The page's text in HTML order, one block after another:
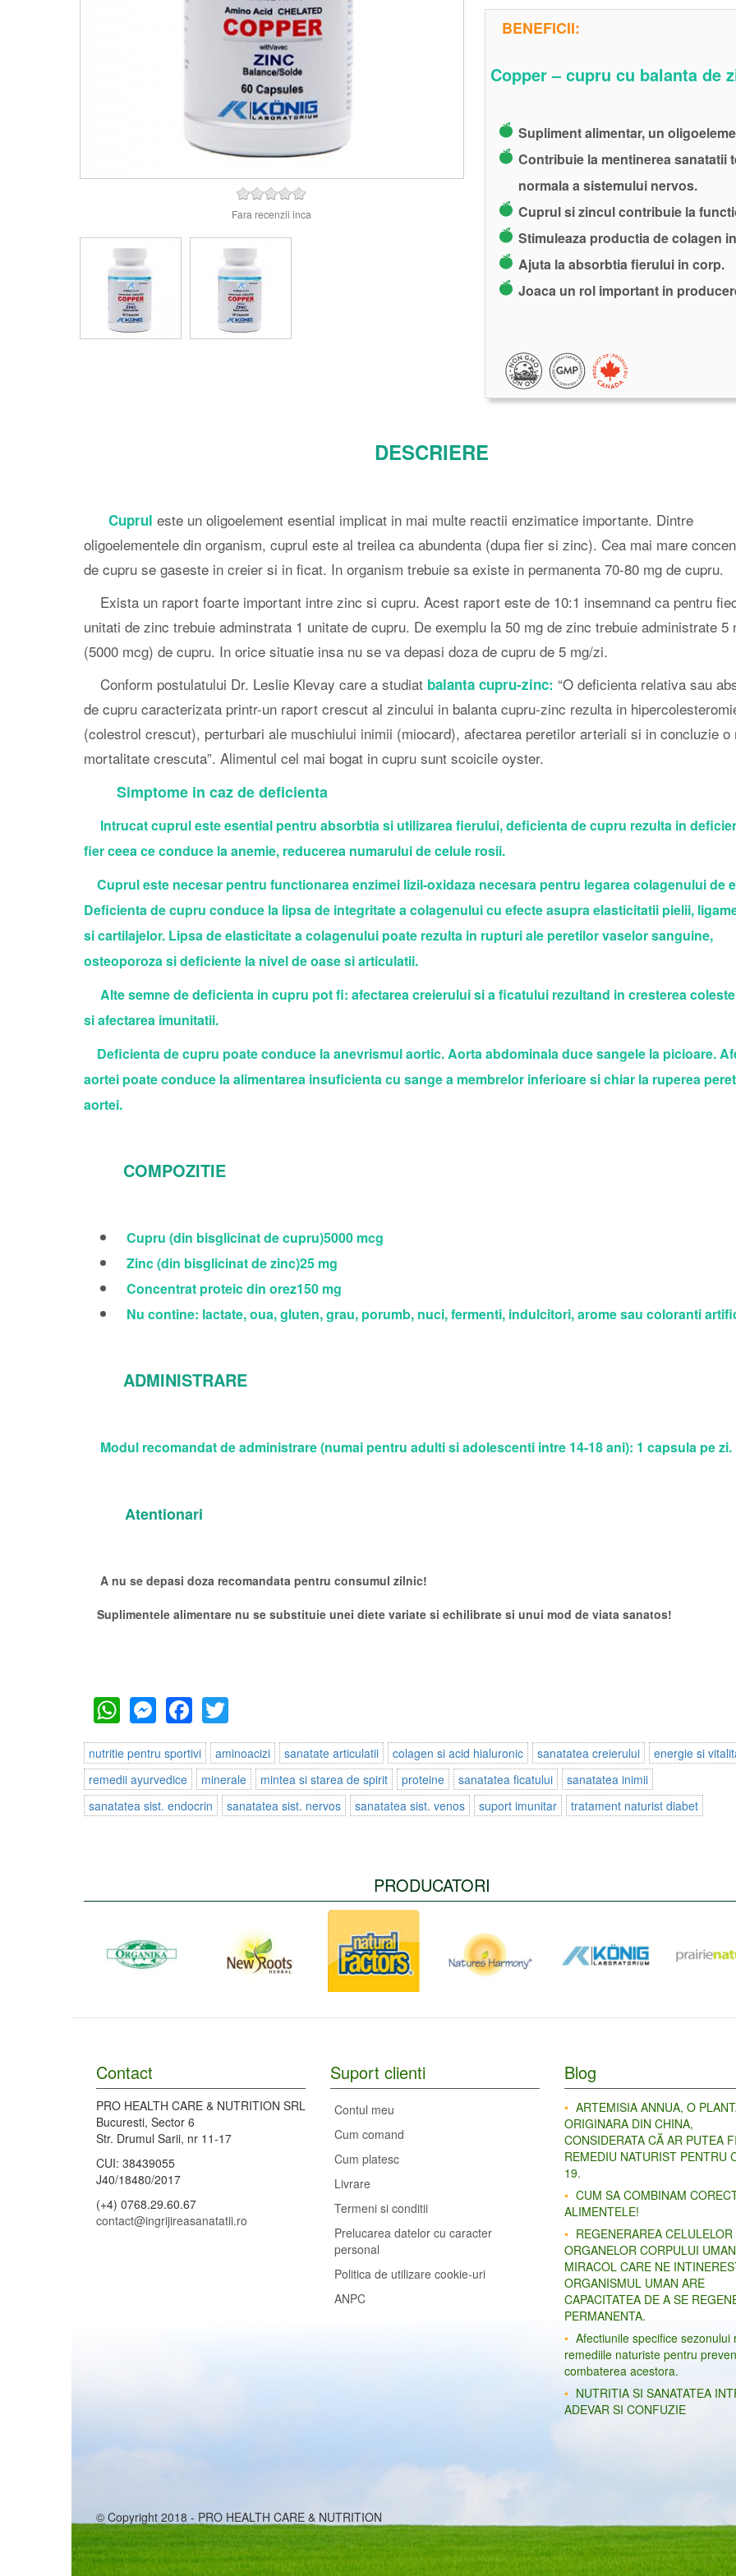
Fara recenzii inca
BENEFICII:
Copper – cupru cu balanta de
Supliment alimentar, un
Contribuie la mentinerea
normala a sistemului nervos.
Cuprul si zincul contribuie la
Stimuleaza productia de colagen
Ajuta la absorbtia fierului in corp.
Joaca un rol important in
DESCRIERE
Cuprul este un oligoelement esential implicat in mai multe reactii enzimatice importante. Dintre
oligoelementele din organism, cuprul este al treilea ca abundenta (dupa fier si zinc). Cea mai mare
de cupru se gaseste in creier si in ficat. In organism trebuie sa existe in permanenta 70-80 mg de cupru.
Exista un raport foarte important intre zinc si cupru. Acest raport este de 10:1 insemnand ca pentru
unitati de zinc trebuie adminstrata 1 unitate de cupru. De exemplu la 50 mg de zinc trebuie administrate 5
(5000 mcg) de cupru. In orice situatie insa nu se va depasi doza de cupru de 5 mg/zi.
Conform postulatului Dr. Leslie Klevay care a studiat balanta cupru-zinc: “O deficienta relativa sau
de cupru caracterizata printr-un raport crescut al zincului in balanta cupru-zinc rezulta in
(colestrol crescut), perturbari ale muschiului inimii (miocard), afectarea peretilor arteriali si in concluzie o
mortalitate crescuta”. Alimentul cel mai bogat in cupru sunt scoicile oyster.
Simptome in caz de deficienta
Intrucat cuprul este esential pentru absorbtia si utilizarea fierului, deficienta de cupru rezulta in
fier ceea ce conduce la anemie, reducerea numarului de celule rosii.
Cuprul este necesar pentru functionarea enzimei lizil-oxidaza necesara pentru legarea colagenului de
Deficienta de cupru conduce la lipsa de integritate a colagenului cu efecte asupra elasticitatii pielii,
si cartilajelor. Lipsa de elasticitate a colagenului poate rezulta in rupturi ale peretilor vaselor sanguine,
osteoporoza si deficiente la nivel de oase si articulatii.
Alte semne de deficienta in cupru pot fi: afectarea creierului si a ficatului rezultand in cresterea
si afectarea imunitatii.
Deficienta de cupru poate conduce la anevrismul aortic. Aorta abdominala duce sangele la picioare.
aortei poate conduce la alimentarea insuficienta cu sange a membrelor inferioare si chiar la ruperea
aortei.
COMPOZITIE
Cupru (din bisglicinat de cupru)5000 mcg
Zinc (din bisglicinat de zinc)25 mg
Concentrat proteic din orez150 mg
Nu contine: lactate, oua, gluten, grau, porumb, nuci, fermenti, indulcitori, arome sau coloranti
ADMINISTRARE
Modul recomandat de administrare (numai pentru adulti si adolescenti intre 14-18 ani): 1 capsula pe zi.
Atentionari
A nu se depasi doza recomandata pentru consumul zilnic!
Suplimentele alimentare nu se substituie unei diete variate si echilibrate si unui mod de viata sanatos!
WhatsApp
Messenger
Facebook
nutritie pentru sportivi aminoacizi sanatate articulatii colagen si acid hialuronic sanatatea creierului
energie si
remedii ayurvedice
minerale mintea si starea de spirit proteine sanatatea ficatului
sanatatea inimii
sanatatea sist. endocrin
sanatatea sist. nervos sanatatea sist. venos suport imunitar tratament naturist diabet
PRODUCATORI
Contact
PRO HEALTH CARE & NUTRITION SRL
Bucuresti, Sector 6
Str. Drumul Sarii, nr 11-17
CUI: 38439055
J40/18480/2017
(+4) 0768.29.60.67
contact@ingrijireasanatatii.ro
Suport clienti
Contul meu
Cum comand
Cum platesc
Livrare
Termeni si conditii
Prelucarea datelor cu caracter
personal
Politica de utilizare cookie-uri
ANPC
Blog
ARTEMISIA ANNUA, O
ORIGINARA DIN CHINA,
CONSIDERATA CĂ AR PUTEA
REMEDIU NATURIST PENTRU
19.
CUM SA COMBINAM
ALIMENTELE!
REGENERAREA CELULELOR
ORGANELOR CORPULUI
MIRACOL CARE NE
ORGANISMUL UMAN ARE
CAPACITATEA DE A SE
PERMANENTA.
Afectiunile specifice sezonului
remediile naturiste pentru
combaterea acestora.
NUTRITIA SI SANATATEA
ADEVAR SI CONFUZIE
© Copyright 2018 - PRO HEALTH CARE & NUTRITION